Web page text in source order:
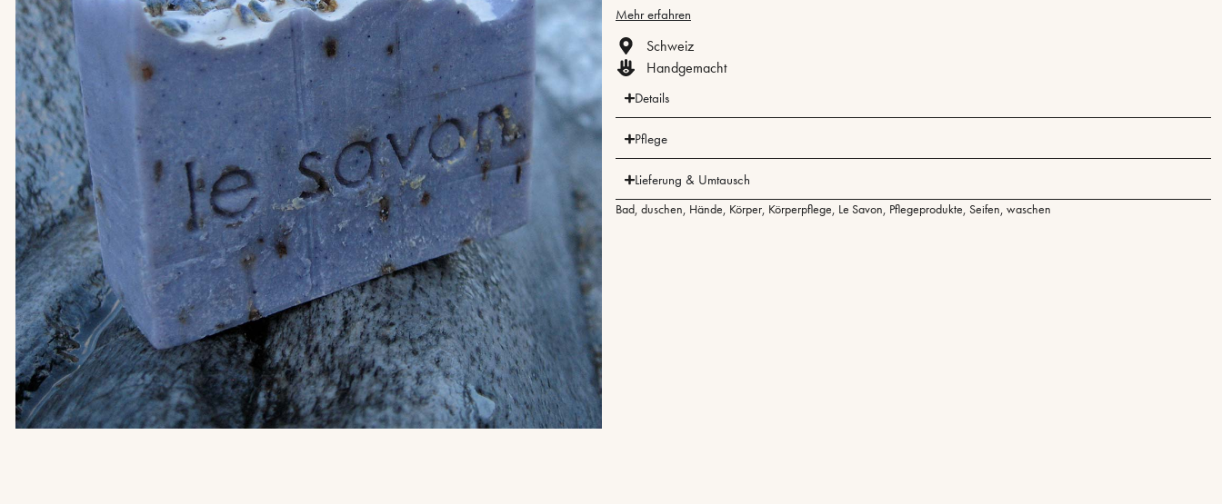
Mehr erfahren
Schweiz
Handgemacht
Details
Pflege
Lieferung & Umtausch
Bad, duschen, Hände, Körper, Körperpflege, Le Savon, Pflegeprodukte, Seifen, waschen